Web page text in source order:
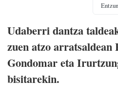
Entzun
Udaberri dantza
zuen atzo arratsaldean
Gondomar eta
bisitarekin.